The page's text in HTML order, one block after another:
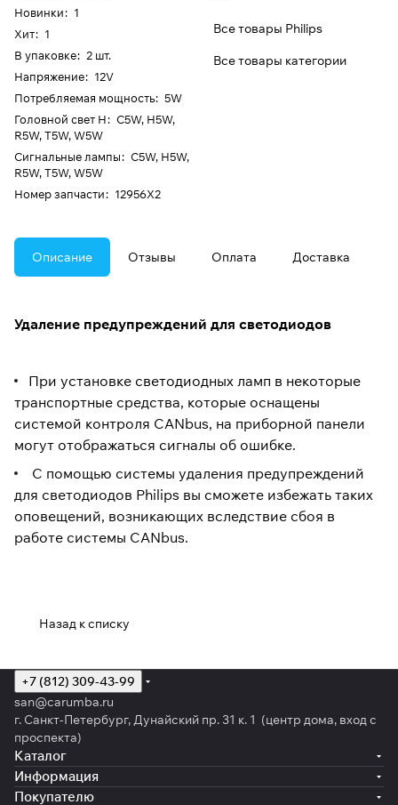
Новинки: 1
Хит: 1
В упаковке: 2 шт.
Напряжение: 12V
Потребляемая мощность: 5W
Головной свет H: C5W, H5W,
R5W, T5W, W5W
Сигнальные лампы: C5W, H5W,
R5W, T5W, W5W
Номер запчасти: 12956X2
Все товары Philips
Все товары категории
Описание Отзывы Оплата Доставка
Удаление предупреждений для светодиодов
При установке светодиодных ламп в некоторые
транспортные средства, которые оснащены
системой контроля CANbus, на приборной панели
могут отображаться сигналы об ошибке.
С помощью системы удаления предупреждений
для светодиодов Philips вы сможете избежать таких
оповещений, возникающих вследствие сбоя в
работе системы CANbus.
Назад к списку
+7 (812) 309-43-99
san@carumba.ru
г. Санкт-Петербург, Дунайский пр. 31 к. 1 (центр дома, вход с
проспекта)
Каталог
Информация
Покупателю